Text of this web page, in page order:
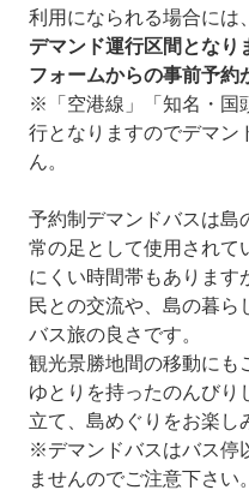
利用になられる場合には、
デマンド運行区間となり
フォームからの事前予約
※「空港線」「知名・国
行となりますのでデマン
ん。
予約制デマンドバスは島
常の足として使用されて
にくい時間帯もあります
民との交流や、島の暮ら
バス旅の良さです。
観光景勝地間の移動にも
ゆとりを持ったのんびり
立て、島めぐりをお楽し
※デマンドバスはバス停
ませんのでご注意下さい。